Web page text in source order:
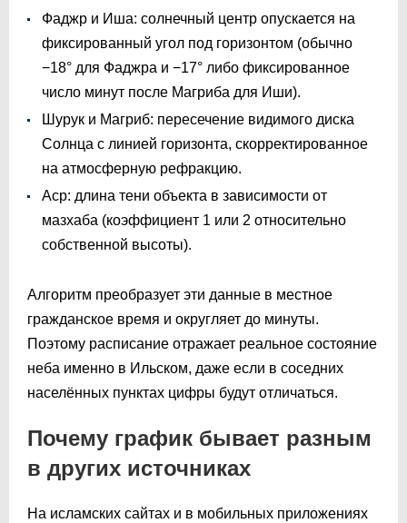
Фаджр и Иша: солнечный центр опускается на
фиксированный угол под горизонтом (обычно
−18° для Фаджра и −17° либо фиксированное
число минут после Магриба для Иши).
Шурук и Магриб: пересечение видимого диска
Солнца с линией горизонта, скорректированное
на атмосферную рефракцию.
Аср: длина тени объекта в зависимости от
мазхаба (коэффициент 1 или 2 относительно
собственной высоты).
Алгоритм преобразует эти данные в местное
гражданское время и округляет до минуты.
Поэтому расписание отражает реальное состояние
неба именно в Ильском, даже если в соседних
населённых пунктах цифры будут отличаться.
Почему график бывает разным
в других источниках
На исламских сайтах и в мобильных приложениях